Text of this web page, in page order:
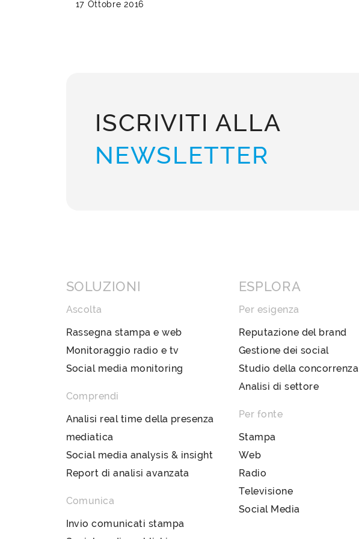
17 Ottobre 2016
ISCRIVITI ALLA
NEWSLETTER
SOLUZIONI
Ascolta
Rassegna stampa e web
Monitoraggio radio e tv
Social media monitoring
Comprendi
Analisi real time della presenza
mediatica
Social media analysis & insight
Report di analisi avanzata
Comunica
Invio comunicati stampa
ESPLORA
Per esigenza
Reputazione del brand
Gestione dei social
Studio della concorrenza
Analisi di settore
Per fonte
Stampa
Web
Radio
Televisione
Social Media